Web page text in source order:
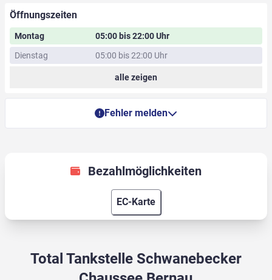
Öffnungszeiten
Montag
05:00 bis 22:00 Uhr
Dienstag
05:00 bis 22:00 Uhr
alle zeigen
Fehler melden
Bezahlmöglichkeiten
EC-Karte
Total Tankstelle Schwanebecker